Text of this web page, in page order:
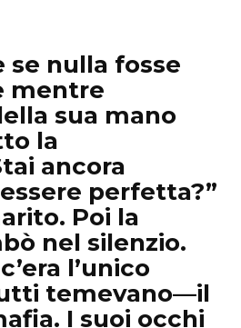
se nulla fosse
mentre
sua mano
la
ancora
perfetta?”
Poi la
nel silenzio.
l’unico
temevano—il
I suoi occhi